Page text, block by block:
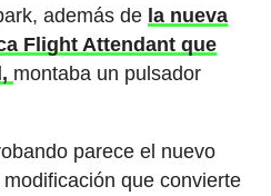
además de la nueva
Flight Attendant que
montaba un pulsador
parece el nuevo
que convierte